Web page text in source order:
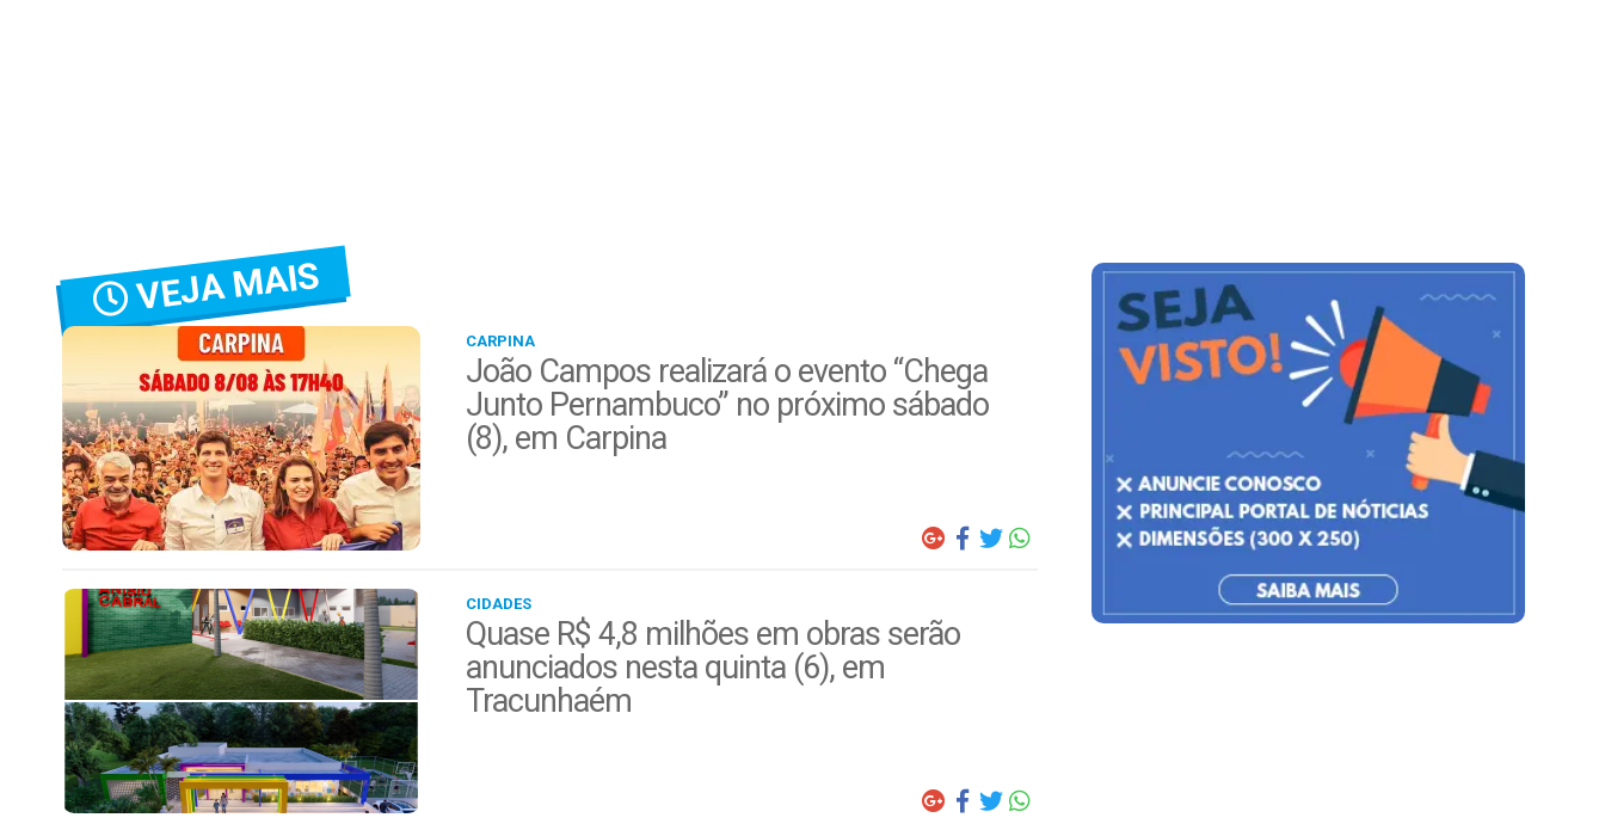
VEJA MAIS
CARPINA
João Campos realizará o evento “Chega
Junto Pernambuco” no próximo sábado
(8), em Carpina
CIDADES
Quase R$ 4,8 milhões em obras serão
anunciados nesta quinta (6), em
Tracunhaém